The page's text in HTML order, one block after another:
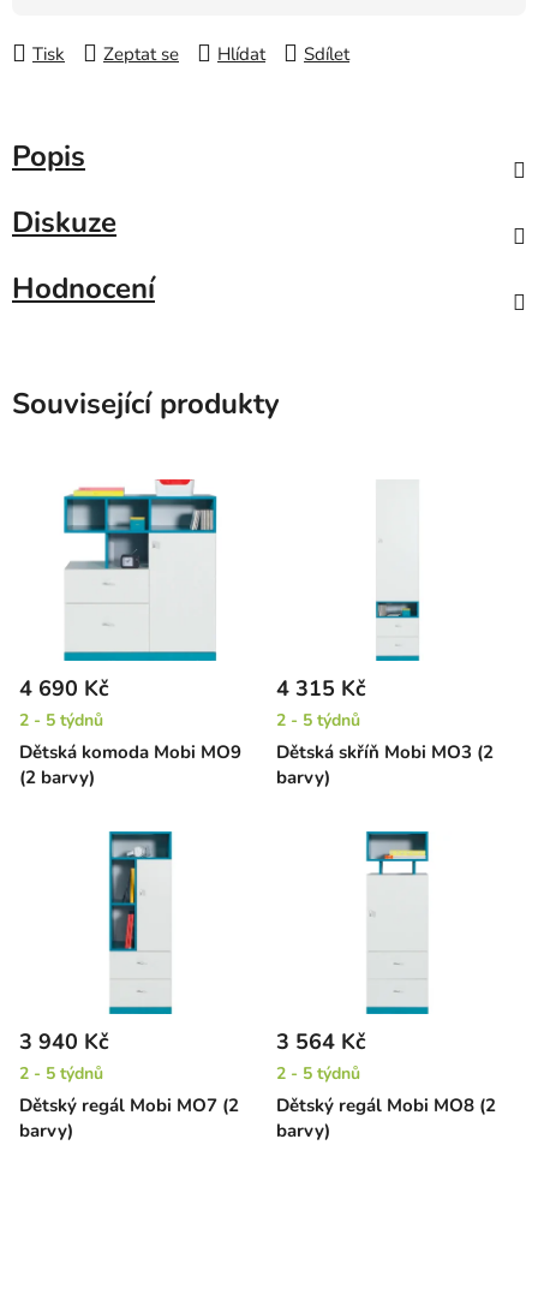
Tisk Zeptat se Hlídat Sdílet
Popis
Diskuze
Hodnocení
Související produkty
Dětská komoda Mobi MO9
(2 barvy)
4 690 Kč
2 - 5 týdnů
Dětská skříň Mobi MO3 (2
barvy)
4 315 Kč
2 - 5 týdnů
Dětský regál Mobi MO7 (2
barvy)
3 940 Kč
2 - 5 týdnů
Dětský regál Mobi MO8 (2
barvy)
3 564 Kč
2 - 5 týdnů